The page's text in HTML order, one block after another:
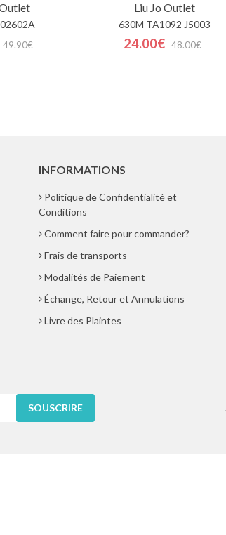
49.90€
Liu Jo Outlet
630M TA1092 J5003
24.00€ 48.00€
INFORMATIONS
Politique de Confidentialité et
Conditions
Comment faire pour commander?
Frais de transports
Modalités de Paiement
Échange, Retour et Annulations
Livre des Plaintes
SOUSCRIRE